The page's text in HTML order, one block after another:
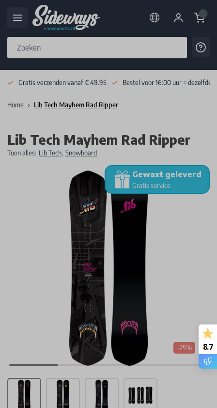
Cart
Gratis verzenden vanaf € 49.95 Bestel voor 16:00 uur = dezelfde
Home Lib Tech Mayhem Rad Ripper
Lib Tech Mayhem Rad Ripper
Toon alles: Lib Tech, Snowboard
Gewaxt geleverd
Gratis service
-25% 8.7